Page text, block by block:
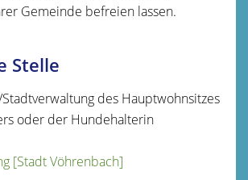
Gemeinde befreien lassen.
Stelle
des Hauptwohnsitzes
oder der Hundehalterin
[Stadt Vöhrenbach]